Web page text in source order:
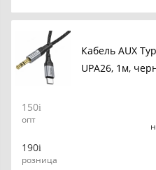
Кабель AUX
UPA26, 1м,
150
опт
190
розница